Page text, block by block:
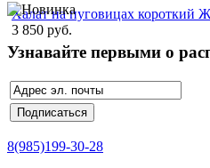
Халат на пуговицах короткий
3 850 руб.
Узнавайте первыми о
8(985)199-30-28